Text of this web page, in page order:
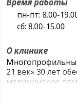
пн-пт: 8.00-
сб: 8.00-15.00
О клинике
21 век» 30 лет
медицинскую
направлениям.